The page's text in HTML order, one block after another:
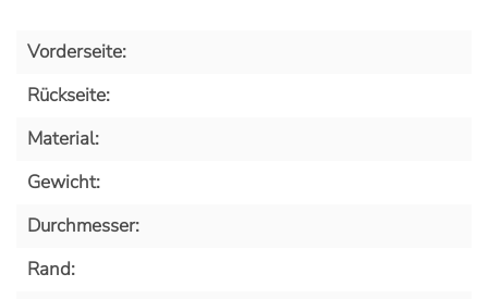
Vorderseite:
Rückseite:
Material:
Gewicht:
Durchmesser:
Rand: